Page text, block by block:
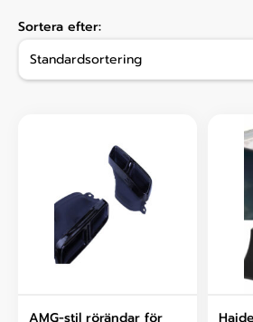
Sortera efter:
AMG-stil rörändar för